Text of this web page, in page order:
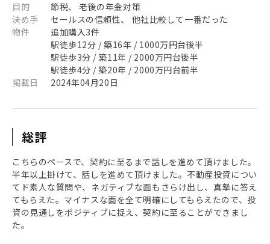
目的
節税、 老後の年金対策
決め手
セールスの信頼性、 他社比較して一番だった
物件
追加購入3件
駅徒歩12分 / 築16年 / 1000万円台後半
駅徒歩3分 / 築11年 / 2000万円台後半
駅徒歩4分 / 築20年 / 2000万円台前半
掲載日
2024年04月20日
総評
こちらのペースで、契約に至るまで話しを進めて頂けました。
半年以上掛けて、話しを進めて頂けました。不動産投資につい
てド素人な質問や、ネガティブな面もさらけ出し、真摯に答え
てもらえた。マイナスな面を全て明確にしてもらえたので、投
資の見通しをポジティブに捉え、契約に至ることができまし
た。